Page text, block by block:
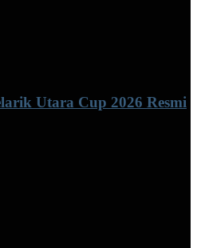
Utara Cup 2026 Resmi